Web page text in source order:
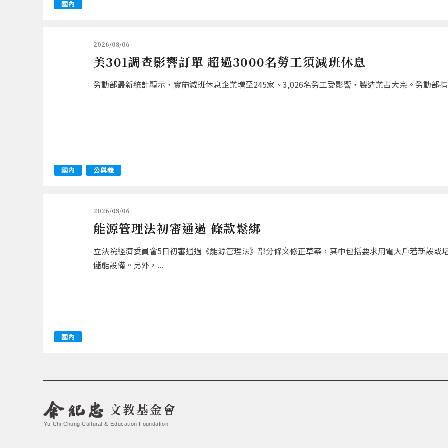
國內
2026/08/06
美301調查影響訂單 超過3000名勞工須減班休息
勞動部最新統計顯示，實施減班休息企業增至245家、3,026名勞工受影響，製造業占大宗。勞動部
國內 公與義
2026/08/06
能源管理法初審通過 條款鬆綁
立法院經濟委員會5日初審通過《能源管理法》部分條文修正草案，其中包括要求用電大戶若新設或
儲能設備。另外，...
國內
文教基金會
Yu Chi-Chung Cultural & Education Foundation